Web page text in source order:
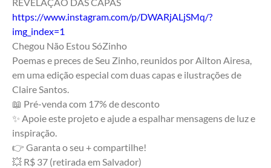
https://www.instagram.com/p/DWARjALjSMq/?
img_index=1
Chegou Não Estou SóZinho
Poemas e preces de Seu Zinho, reunidos por Ailton Airesa,
em uma edição especial com duas capas e ilustrações de
Claire Santos.
📖 Pré-venda com 17% de desconto
✨ Apoie este projeto e ajude a espalhar mensagens de luz e
inspiração.
👉 Garanta o seu + compartilhe!
💥 R$ 37 (retirada em Salvador)